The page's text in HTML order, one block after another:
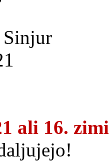
ali 16.